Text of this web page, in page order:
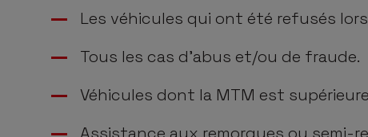
Les véhicules qui ont été refusés
Tous les cas d’abus et/ou de fraude.
Véhicules dont la MTM est